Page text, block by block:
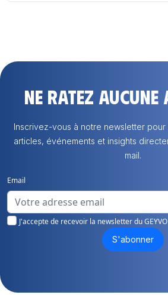
Ne ratez
Inscrivez-vous à notre newsletter
articles, événements et insights
mail.
Email
J'accepte de recevoir la newsletter du GEYVO
S'abonner